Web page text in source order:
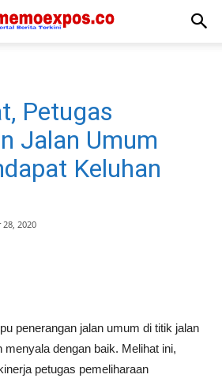
Petugas
Jalan Umum
Keluhan
2020
penerangan jalan umum di titik jalan
menyala dengan baik. Melihat ini,
petugas pemeliharaan